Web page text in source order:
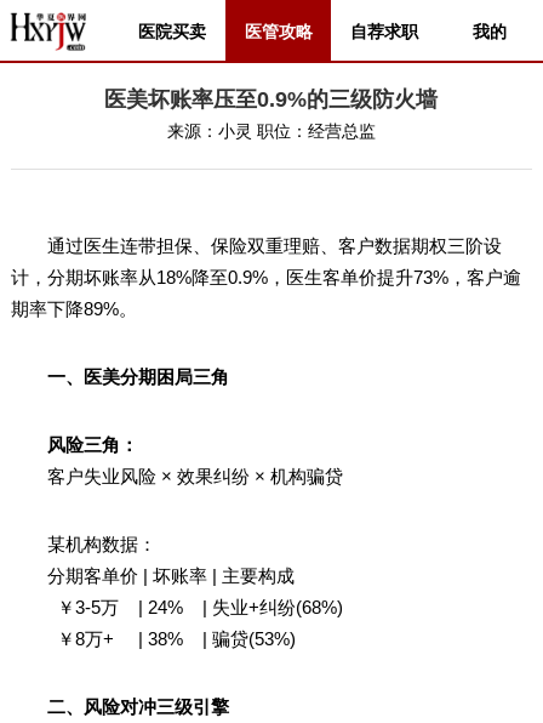
医院买卖 医管攻略 自荐求职 我的
医美坏账率压至0.9%的三级防火墙
来源： 小灵 职位： 经营总监
通过医生连带担保、保险双重理赔、客户数据期权三阶设
计，分期坏账率从18%降至0.9%，医生客单价提升73%，客户逾
期率下降89%。
一、医美分期困局三角
风险三角：
客户失业风险 × 效果纠纷 × 机构骗贷
某机构数据：
分期客单价 | 坏账率 | 主要构成
￥3-5万 | 24% | 失业+纠纷(68%)
￥8万+ | 38% | 骗贷(53%)
二、风险对冲三级引擎